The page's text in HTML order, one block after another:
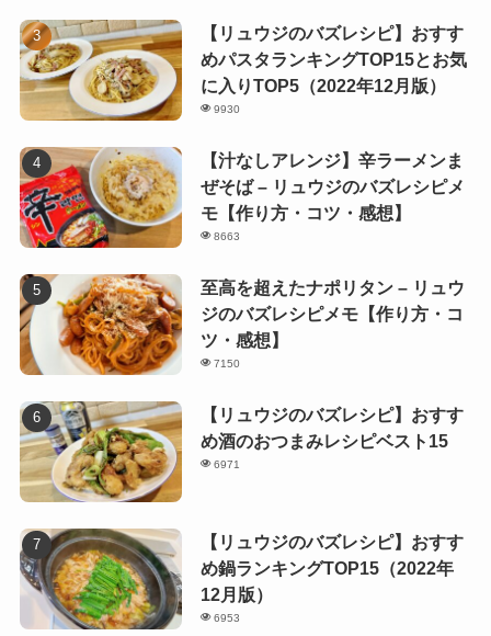
【リュウジのバズレシピ】おすす
めパスタランキングTOP15とお気
に入りTOP5（2022年12月版）
9930
【汁なしアレンジ】辛ラーメンま
ぜそば – リュウジのバズレシピメ
モ【作り方・コツ・感想】
8663
至高を超えたナポリタン – リュウ
ジのバズレシピメモ【作り方・コ
ツ・感想】
7150
【リュウジのバズレシピ】おすす
め酒のおつまみレシピベスト15
6971
【リュウジのバズレシピ】おすす
め鍋ランキングTOP15（2022年
12月版）
6953